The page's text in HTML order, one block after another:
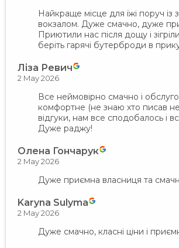
Найкраще місце для їжі поруч із
вокзалом. Дуже смачно, дуже
Приютили нас після дощу і
беріть гарячі бутерброди в
Ліза Ревич
2 May 2026
Все неймовірно смачно і
комфортне (не знаю хто писав
відгуки, нам все сподобалось і
Дуже раджу!
Олeна Гончарук
2 May 2026
Дуже приємна власниця та
Karyna Sulyma
2 May 2026
Дуже смачно, класні ціни і